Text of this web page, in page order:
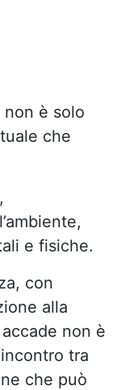
è solo
che
e fisiche.
con
alla
non è
tra
che può